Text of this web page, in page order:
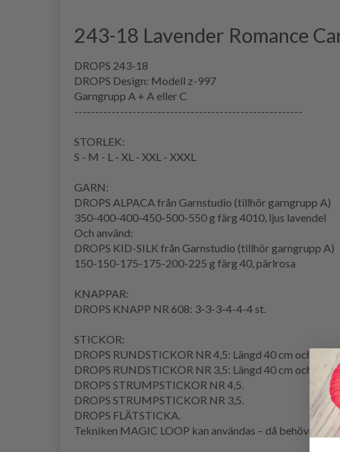
243-18 Lavender Romance
DROPS 243-18
DROPS Design: Modell z-997
Garngrupp A + A eller C
-------------------------------------------------------
STORLEK:
S - M - L - XL - XXL - XXXL
GARN:
DROPS ALPACA från Garnstudio (tillhör garngrupp A)
350-400-400-450-500-550 g färg 4010, ljus lavendel
Och använd:
DROPS KID-SILK från Garnstudio (tillhör garngrupp A)
150-150-175-175-200-225 g färg 40, pärlrosa
KNAPPAR:
DROPS KNAPP NR 608: 3-3-3-4-4-4 st.
STICKOR:
DROPS RUNDSTICKOR NR 4,5: Längd 40 cm och 80 cm.
DROPS RUNDSTICKOR NR 3,5: Längd 40 cm och 80
DROPS STRUMPSTICKOR NR 4,5.
DROPS STRUMPSTICKOR NR 3,5.
DROPS FLÄTSTICKA.
Tekniken MAGIC LOOP kan användas – då behövs